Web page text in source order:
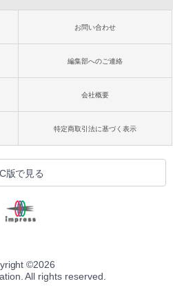
お問い合わせ
編集部へのご連絡
会社概要
特定商取引法に基づく表示
版で見る
©2026
All rights reserved.